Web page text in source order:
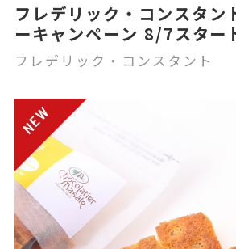
フレデリック・コンスタ
ーキャンペーン 8/7スター
フレデリック・コンスタント